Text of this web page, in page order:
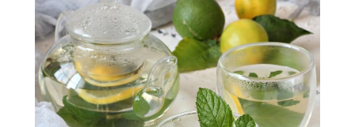
ZWIERZĘTA DOMOWE
ZWIERZĘTA W NATURZE
GRZYBY